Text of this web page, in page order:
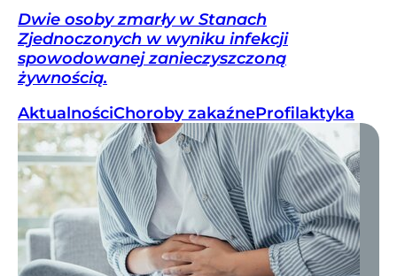
Dwie osoby zmarły w Stanach
Zjednoczonych w wyniku infekcji
spowodowanej zanieczyszczoną
żywnością.
AktualnościChoroby zakaźneProfilaktyka